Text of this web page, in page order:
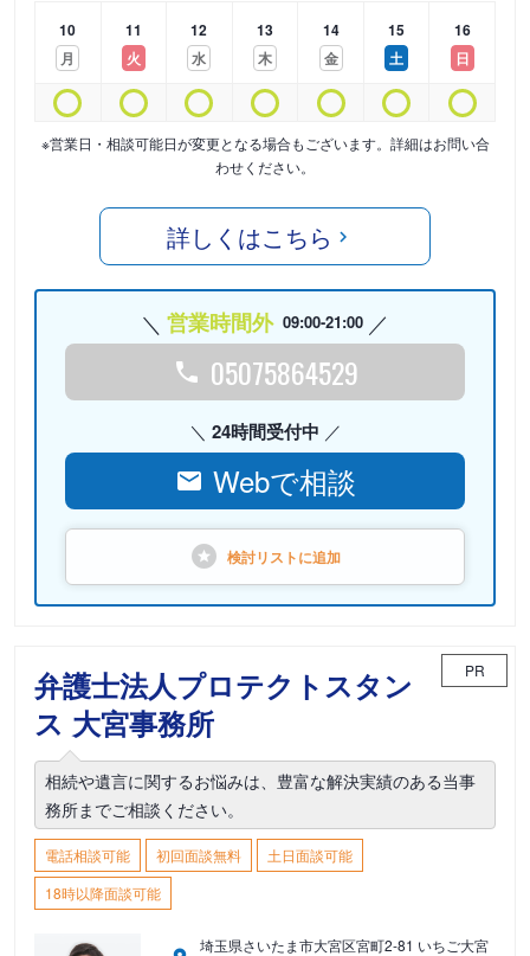
10
月
11
火
12
水
13
木
14
金
15
土
16
日
※営業日・相談可能日が変更となる場合もございます。詳細はお問い合
わせください。
詳しくはこちら
営業時間外 09:00-21:00
05075864529
24時間受付中
Webで相談
検討リストに追加
弁護士法人プロテクトスタン
ス 大宮事務所
PR
相続や遺言に関するお悩みは、豊富な解決実績のある当事
務所までご相談ください。
電話相談可能 初回面談無料
土日面談可能
18時以降面談可能
埼玉県さいたま市大宮区宮町2-81 いちご大宮